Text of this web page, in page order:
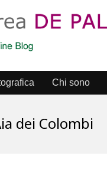
Chi sono
dei Colombi